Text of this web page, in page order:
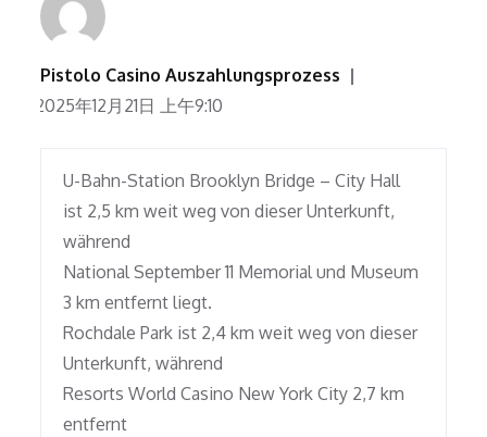
Pistolo Casino Auszahlungsprozess
2025年12月21日 上午9:10
U-Bahn-Station Brooklyn Bridge – City Hall
ist 2,5 km weit weg von dieser Unterkunft,
während
National September 11 Memorial und Museum
3 km entfernt liegt.
Rochdale Park ist 2,4 km weit weg von dieser
Unterkunft, während
Resorts World Casino New York City 2,7 km
entfernt